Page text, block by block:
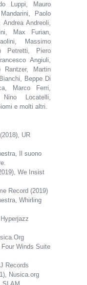
Luppi, Mauro
Paolo
Andreoli,
Max Furian,
Massimo
Petretti, Piero
Angiuli,
Rantzer, Martin
Beppe Di
Marco Ferri,
Locatelli,
e molti altri.
UR
Il suono
We Insist
Record (2019)
Whirling
Winds Suite
Records
Nusica.org